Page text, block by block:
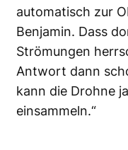
automatisch zur
Benjamin. Dass
Strömungen
Antwort dann
kann die Drohne
einsammeln.“